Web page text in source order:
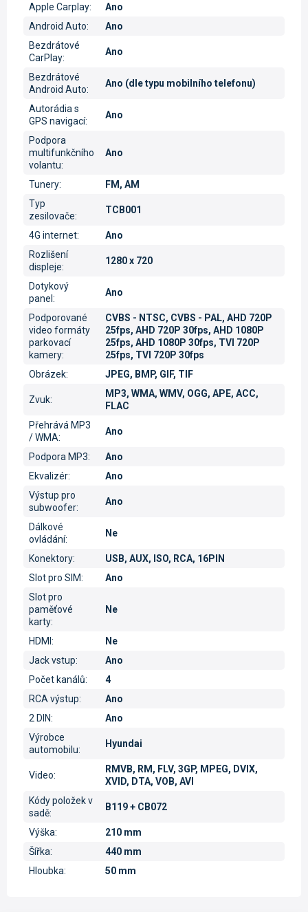
Apple Carplay:
Ano
Android Auto:
Ano
Bezdrátové
CarPlay:
Ano
Bezdrátové
Android Auto:
Ano (dle typu mobilního telefonu)
Autorádia s
GPS navigací:
Ano
Podpora
multifunkčního
volantu:
Ano
Tunery:
FM, AM
Typ
zesilovače:
TCB001
4G internet:
Ano
Rozlišení
displeje:
1280 x 720
Dotykový
panel :
Ano
Podporované
video formáty
parkovací
kamery:
CVBS - NTSC, CVBS - PAL, AHD 720P
25fps, AHD 720P 30fps, AHD 1080P
25fps, AHD 1080P 30fps, TVI 720P
25fps, TVI 720P 30fps
Obrázek: JPEG, BMP, GIF, TIF
Zvuk:
MP3, WMA, WMV, OGG, APE, ACC,
FLAC
Přehrává MP3
/ WMA:
Ano
Podpora MP3:
Ano
Ekvalizér:
Ano
Výstup pro
subwoofer:
Ano
Dálkové
ovládání:
Ne
Konektory:
USB, AUX, ISO, RCA, 16PIN
Slot pro SIM:
Ano
Slot pro
paměťové
karty:
Ne
HDMI :
Ne
Jack vstup:
Ano
Počet kanálů:
4
RCA výstup:
Ano
2 DIN:
Ano
Výrobce
automobilu:
Hyundai
Video:
RMVB, RM, FLV, 3GP, MPEG, DVIX,
XVID, DTA, VOB, AVI
Kódy položek v
sadě:
B119 + CB072
Výška:
210 mm
Šířka:
440 mm
Hloubka: 50 mm